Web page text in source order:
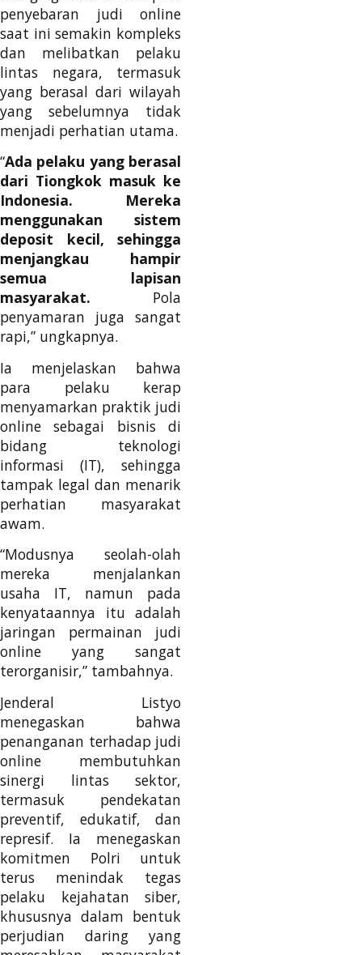
penyebaran judi online
saat ini semakin kompleks
dan melibatkan pelaku
lintas negara, termasuk
yang berasal dari wilayah
yang sebelumnya tidak
menjadi perhatian utama.
“Ada pelaku yang berasal
dari Tiongkok masuk ke
Indonesia. Mereka
menggunakan sistem
deposit kecil, sehingga
menjangkau hampir
semua lapisan
masyarakat. Pola
penyamaran juga sangat
rapi,” ungkapnya.
Ia menjelaskan bahwa
para pelaku kerap
menyamarkan praktik judi
online sebagai bisnis di
bidang teknologi
informasi (IT), sehingga
tampak legal dan menarik
perhatian masyarakat
awam.
“Modusnya seolah-olah
mereka menjalankan
usaha IT, namun pada
kenyataannya itu adalah
jaringan permainan judi
online yang sangat
terorganisir,” tambahnya.
Jenderal Listyo
menegaskan bahwa
penanganan terhadap judi
online membutuhkan
sinergi lintas sektor,
termasuk pendekatan
preventif, edukatif, dan
represif. Ia menegaskan
komitmen Polri untuk
terus menindak tegas
pelaku kejahatan siber,
khususnya dalam bentuk
perjudian daring yang